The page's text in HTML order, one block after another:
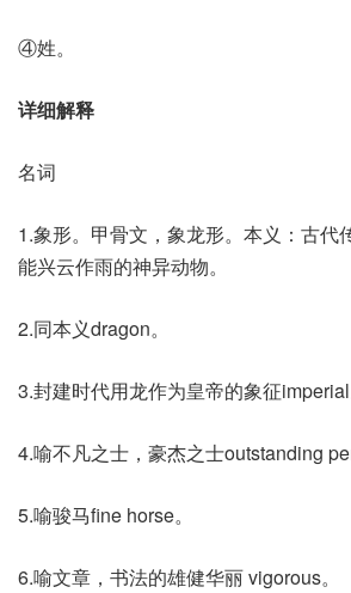
④姓。
详细解释
名词
1.象形。甲骨文，象龙形。本义：古代
能兴云作雨的神异动物。
2.同本义dragon。
3.封建时代用龙作为皇帝的象征imperial
4.喻不凡之士，豪杰之士outstanding
5.喻骏马fine horse。
6.喻文章，书法的雄健华丽 vigorous。